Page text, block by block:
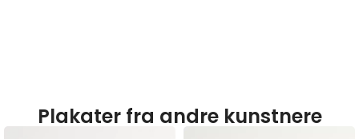
Plakater fra andre kunstnere